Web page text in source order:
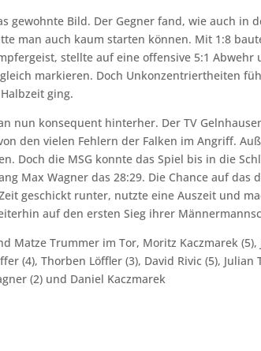
gewohnte Bild. Der Gegner fand, wie auch in
man auch kaum starten können. Mit 1:8
stellte auf eine offensive 5:1
markieren. Doch Unkonzentriertheiten
ging.
nun konsequent hinterher. Der TV
den vielen Fehlern der Falken im Angriff.
Doch die MSG konnte das Spiel bis in die
Max Wagner das 28:29. Die Chance auf
geschickt runter, nutzte eine Auszeit und
auf den ersten Sieg ihrer
Matze Trummer im Tor, Moritz Kaczmarek (5),
(4), Thorben Löffler (3), David Rivic (5),
(2) und Daniel Kaczmarek